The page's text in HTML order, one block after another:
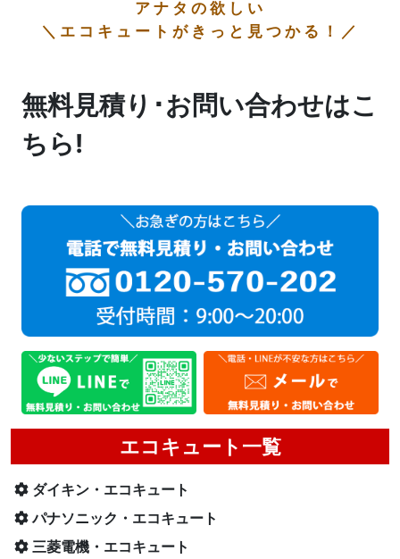
エコキュート一覧
ダイキン・エコキュート
パナソニック・エコキュート
三菱電機・エコキュート
アナタの欲しい
＼エコキュートがきっと見つかる！／
無料見積り･お問い合わせはこ
ちら!